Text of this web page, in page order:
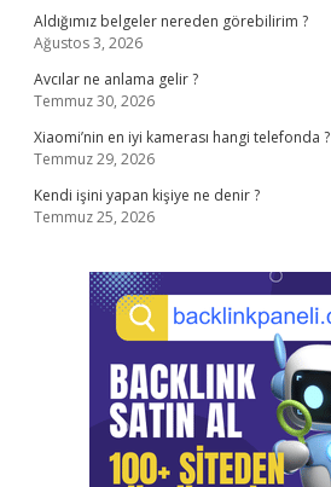
Aldığımız belgeler nereden görebilirim ?
Ağustos 3, 2026
Avcılar ne anlama gelir ?
Temmuz 30, 2026
Xiaomi’nin en iyi kamerası hangi telefonda ?
Temmuz 29, 2026
Kendi işini yapan kişiye ne denir ?
Temmuz 25, 2026